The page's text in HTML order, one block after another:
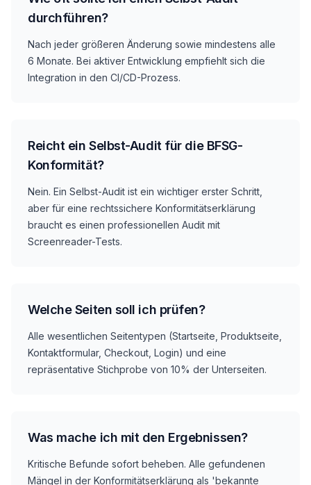
durchführen?
Nach jeder größeren Änderung sowie mindestens alle
6 Monate. Bei aktiver Entwicklung empfiehlt sich die
Integration in den CI/CD-Prozess.
Reicht ein Selbst-Audit für die BFSG-
Konformität?
Nein. Ein Selbst-Audit ist ein wichtiger erster Schritt,
aber für eine rechtssichere Konformitätserklärung
braucht es einen professionellen Audit mit
Screenreader-Tests.
Welche Seiten soll ich prüfen?
Alle wesentlichen Seitentypen (Startseite, Produktseite,
Kontaktformular, Checkout, Login) und eine
repräsentative Stichprobe von 10% der Unterseiten.
Was mache ich mit den Ergebnissen?
Kritische Befunde sofort beheben. Alle gefundenen
Mängel in der Konformitätserklärung als 'bekannte